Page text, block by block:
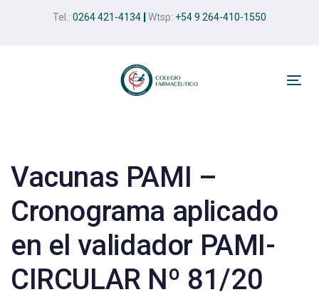
Tel.: 0264 421-4134 Wtsp: +54 9 264-410-1550
Vacunas PAMI –
Cronograma aplicado
en el validador PAMI-
CIRCULAR Nº 81/20
navigation